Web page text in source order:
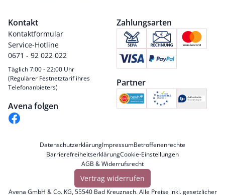
Kontakt
Kontaktformular
Service-Hotline
0671 - 92 022 022
Täglich 7:00 - 22:00 Uhr
(Regulärer Festnetztarif ihres
Telefonanbieters)
Avena folgen
Zahlungsarten
Partner
DatenschutzerklärungImpressumBetroffenenrechte
BarrierefreiheitserklärungCookie-Einstellungen
AGB & Widerrufsrecht
Vertrag widerrufen
Avena GmbH & Co. KG, 55540 Bad Kreuznach. Alle Preise inkl. gesetzlicher